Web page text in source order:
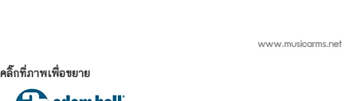
คลิ๊กที่ภาพเพื่อขยาย